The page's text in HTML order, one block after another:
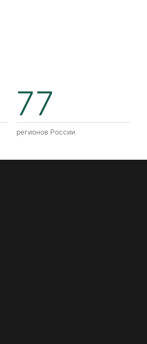
77
регионов России